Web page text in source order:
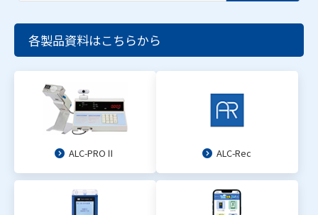
各製品資料はこちらから
ALC-PROⅡ ALC-Rec